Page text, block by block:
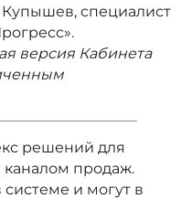
специалист
версия Кабинета
решений для
продаж.
и могут в